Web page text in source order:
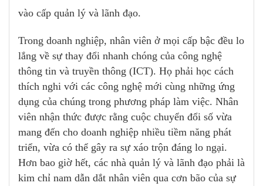
vào cấp quản lý và lãnh đạo.
Trong doanh nghiệp, nhân viên ở mọi cấp bậc đều lo
lắng về sự thay đổi nhanh chóng của công nghệ
thông tin và truyền thông (ICT). Họ phải học cách
thích nghi với các công nghệ mới cùng những ứng
dụng của chúng trong phương pháp làm việc. Nhân
viên nhận thức được rằng cuộc chuyển đổi số vừa
mang đến cho doanh nghiệp nhiều tiềm năng phát
triển, vừa có thể gây ra sự xáo trộn đáng lo ngại.
Hơn bao giờ hết, các nhà quản lý và lãnh đạo phải là
kim chỉ nam dẫn dắt nhân viên qua cơn bão của sự